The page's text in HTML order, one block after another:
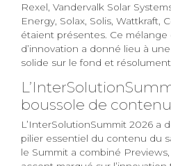
Rexel, Vandervalk Solar
Energy, Solax, Solis, Wattkraft,
étaient présentes. Ce mélange
d’innovation a donné lieu à
solide sur le fond et résolument
boussole de contenu
L’InterSolutionSummit 2026 a
pilier essentiel du contenu du
le Summit a combiné